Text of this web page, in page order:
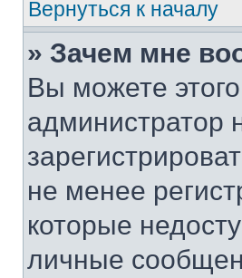
Вернуться к началу
» Зачем мне
Вы можете
администратор
не менее
которые
личные